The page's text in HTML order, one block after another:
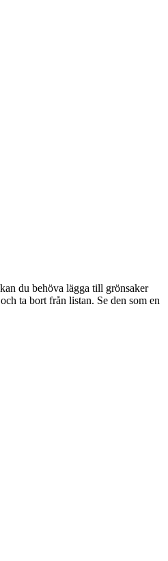
du behöva lägga till grönsaker
ta bort från listan. Se den som en